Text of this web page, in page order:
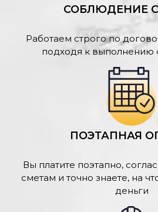
СОБЛЮДЕНИЕ
Работаем строго по
подходя к выполнению
ПОЭТАПНАЯ
Вы платите поэтапно,
сметам и точно знаете, на
деньги